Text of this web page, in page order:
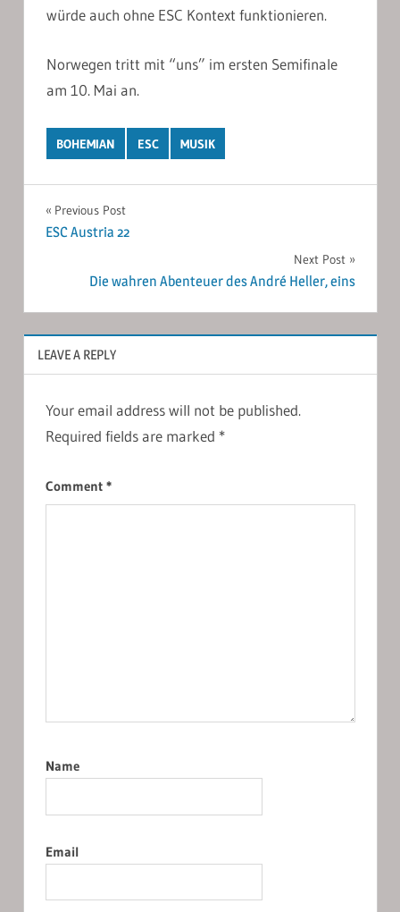
würde auch ohne ESC Kontext funktionieren.
Norwegen tritt mit “uns” im ersten Semifinale
am 10. Mai an.
BOHEMIAN ESC MUSIK
Post
Previous Post
ESC Austria 22
Next Post
Die wahren Abenteuer des André Heller, eins
LEAVE A REPLY
Your email address will not be published.
Required fields are marked *
Comment *
Name
Email